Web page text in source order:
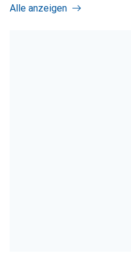
Alle anzeigen